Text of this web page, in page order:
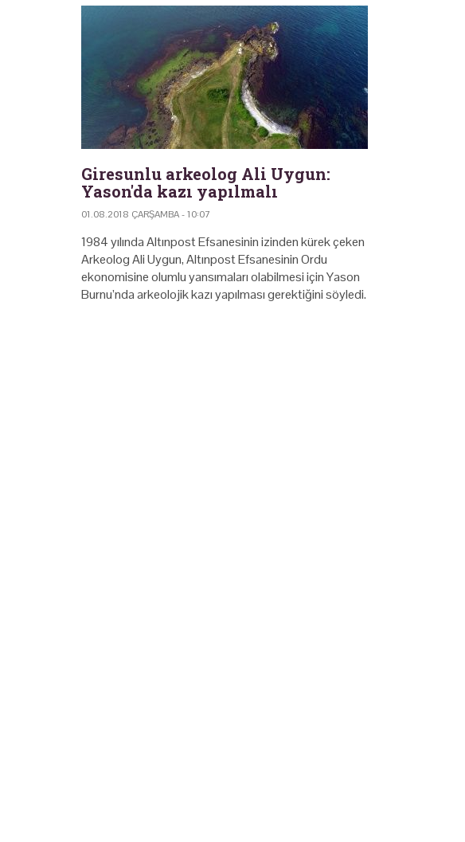
Giresunlu arkeolog Ali Uygun:
Yason'da kazı yapılmalı
01.08.2018 ÇARŞAMBA - 10:07
1984 yılında Altınpost Efsanesinin izinden kürek çeken
Arkeolog Ali Uygun, Altınpost Efsanesinin Ordu
ekonomisine olumlu yansımaları olabilmesi için Yason
Burnu’nda arkeolojik kazı yapılması gerektiğini söyledi.